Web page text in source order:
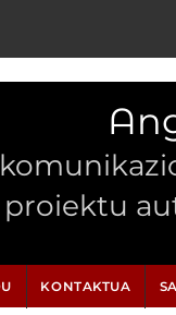
proiektu
KONTAKTUA